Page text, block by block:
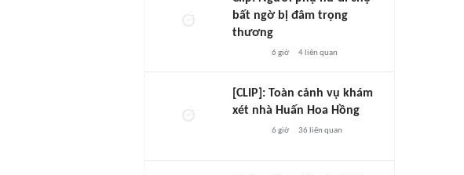
bất ngờ bị đâm trọng
thương
6 giờ 4liên quan
[CLIP]: Toàn cảnh vụ khám
xét nhà Huấn Hoa Hồng
6 giờ 36 liên quan